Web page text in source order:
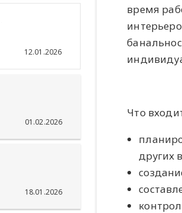
12.01.2026
01.02.2026
18.01.2026
время
Что
других